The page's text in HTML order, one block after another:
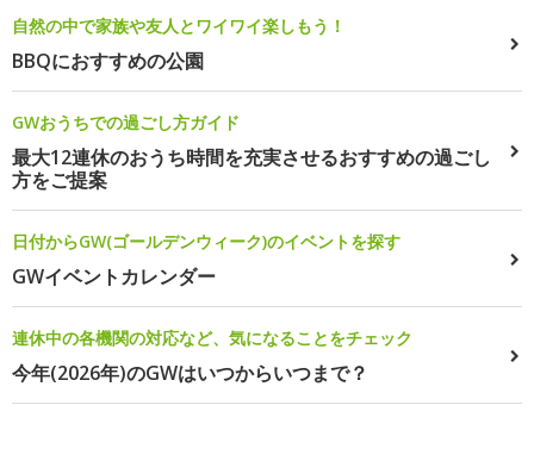
自然の中で家族や友人とワイワイ楽しもう！
BBQにおすすめの公園
GWおうちでの過ごし方ガイド
最大12連休のおうち時間を充実させるおすすめの過ごし
方をご提案
日付からGW(ゴールデンウィーク)のイベントを探す
GWイベントカレンダー
連休中の各機関の対応など、気になることをチェック
今年(2026年)のGWはいつからいつまで？